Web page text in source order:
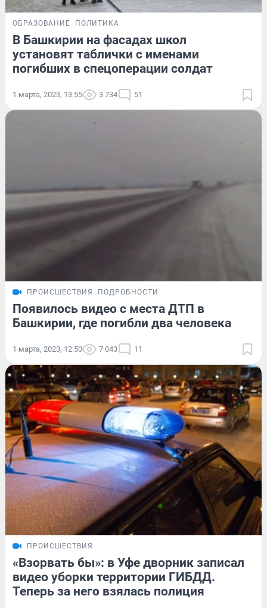
ОБРАЗОВАНИЕ ПОЛИТИКА
В Башкирии на фасадах школ
установят таблички с именами
погибших в спецоперации солдат
1 марта, 2023, 13:55 3 734 51
ПРОИСШЕСТВИЯ ПОДРОБНОСТИ
Появилось видео с места ДТП в
Башкирии, где погибли два человека
1 марта, 2023, 12:50 7 043 11
ПРОИСШЕСТВИЯ
«Взорвать бы»: в Уфе дворник записал
видео уборки территории ГИБДД.
Теперь за него взялась полиция